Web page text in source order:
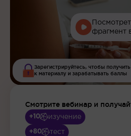
фрагмент
Зарегистрируйтесь, чтобы
к материалу и зарабатывать баллы
Смотрите вебинар и
+10 изучение
+80 тест